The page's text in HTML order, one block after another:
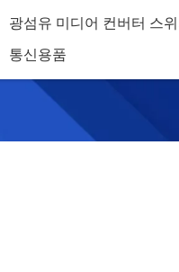
광섬유 미디어 컨버터 스
통신용품